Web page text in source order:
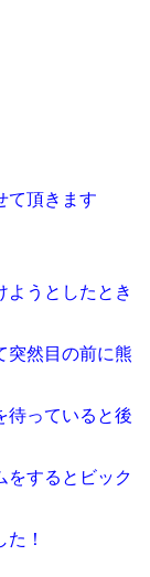
て頂きます
うとしたとき
突然目の前に熊
待っていると後
をするとビック
！